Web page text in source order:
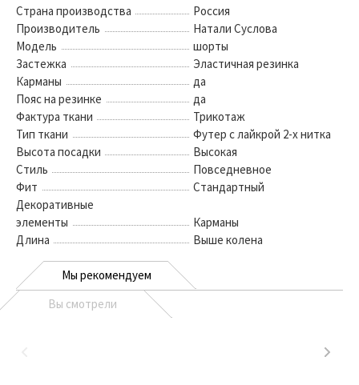
Страна производства
Россия
Производитель
Натали Суслова
Модель
шорты
Застежка
Эластичная резинка
Карманы
да
Пояс на резинке
да
Фактура ткани
Трикотаж
Тип ткани
Футер с лайкрой 2-х нитка
Высота посадки
Высокая
Стиль
Повседневное
Фит
Стандартный
Декоративные
элементы
Карманы
Длина
Выше колена
Мы рекомендуем
Вы смотрели